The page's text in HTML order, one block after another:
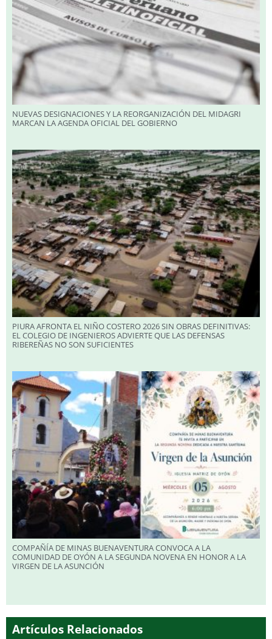
NUEVAS DESIGNACIONES Y LA REORGANIZACIÓN DEL MIDAGRI
MARCAN LA AGENDA OFICIAL DEL GOBIERNO
PIURA AFRONTA EL NIÑO COSTERO 2026 SIN OBRAS DEFINITIVAS:
EL COLEGIO DE INGENIEROS ADVIERTE QUE LAS DEFENSAS
RIBEREÑAS NO SON SUFICIENTES
COMPAÑÍA DE MINAS BUENAVENTURA CONVOCA A LA
COMUNIDAD DE OYÓN A LA SEGUNDA NOVENA EN HONOR A LA
VIRGEN DE LA ASUNCIÓN
Artículos Relacionados